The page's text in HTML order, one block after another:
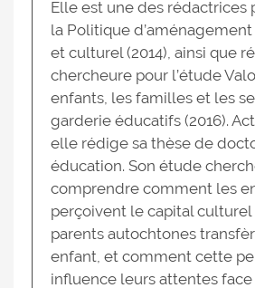
Elle est une des rédactrices
la Politique
et culturel (2014), ainsi que
chercheure pour l’étude
enfants, les familles et les
garderie éducatifs (2016).
elle rédige sa thèse de
éducation. Son étude
comprendre comment les
perçoivent le capital culturel
parents autochtones
enfant, et comment cette
influence leurs attentes